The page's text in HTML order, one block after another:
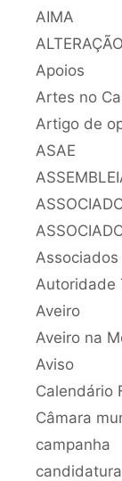
AIMA
Apoios
Artes no
Artigo de
ASAE
Associados
Autoridade
Aveiro
Aveiro na
Aviso
Calendário
Câmara
campanha